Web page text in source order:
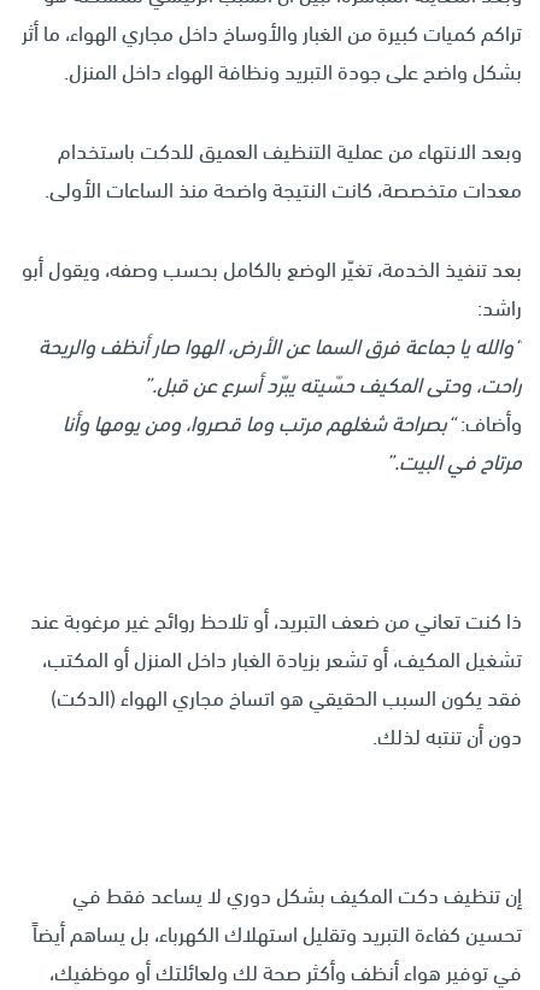
تراكم كميات كبيرة من الغبار والأوساخ داخل مجاري الهواء، ما أثر
بشكل واضح على جودة التبريد ونظافة الهواء داخل المنزل.
وبعد الانتهاء من عملية التنظيف العميق للدكت باستخدام
معدات متخصصة، كانت النتيجة واضحة منذ الساعات الأولى.
بعد تنفيذ الخدمة، تغيّر الوضع بالكامل بحسب وصفه، ويقول أبو
راشد:
“والله يا جماعة فرق السما عن الأرض، الهوا صار أنظف والريحة
راحت، وحتى المكيف حسّيته يبرّد أسرع عن قبل.”
وأضاف:“بصراحة شغلهم مرتب وما قصروا، ومن يومها وأنا
مرتاح في البيت.”
ذا كنت تعاني من ضعف التبريد، أو تلاحظ روائح غير مرغوبة عند
تشغيل المكيف، أو تشعر بزيادة الغبار داخل المنزل أو المكتب،
فقد يكون السبب الحقيقي هو اتساخ مجاري الهواء (الدكت)
دون أن تنتبه لذلك.
إن تنظيف دكت المكيف بشكل دوري لا يساعد فقط في
تحسين كفاءة التبريد وتقليل استهلاك الكهرباء، بل يساهم أيضاً
في توفير هواء أنظف وأكثر صحة لك ولعائلتك أو موظفيك،